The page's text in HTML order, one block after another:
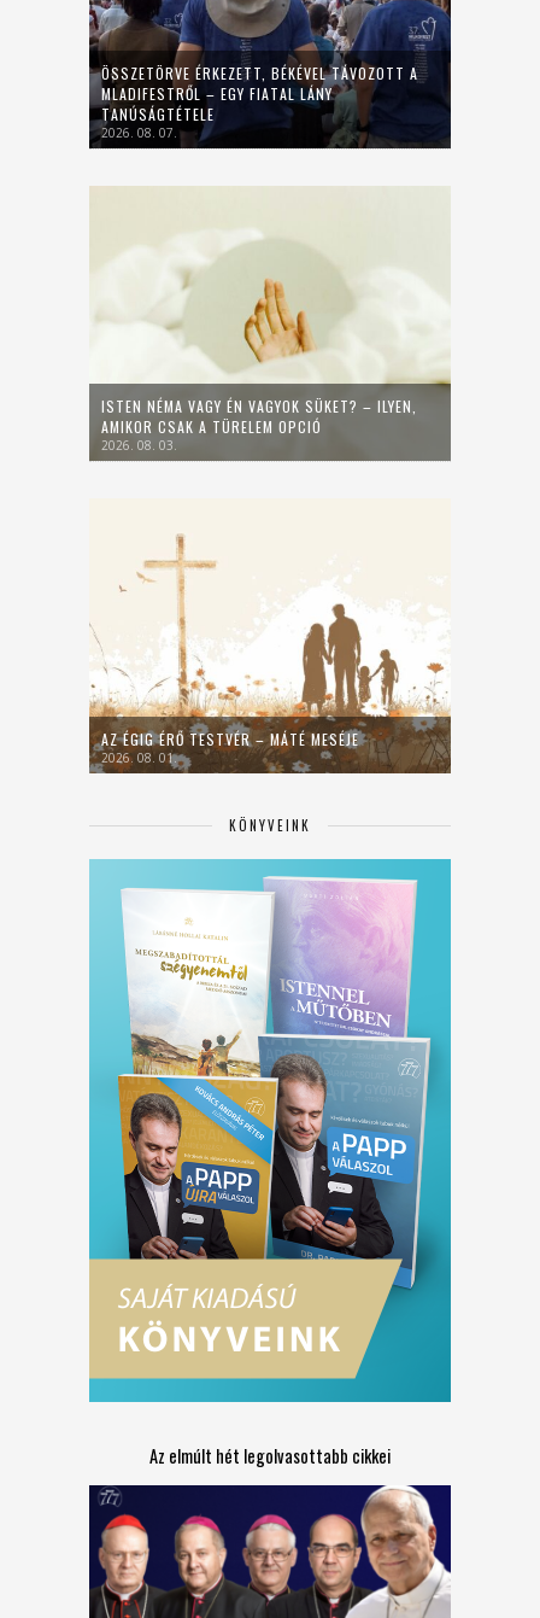
ÖSSZETÖRVE ÉRKEZETT, BÉKÉVEL TÁVOZOTT A
MLADIFESTRŐL – EGY FIATAL LÁNY
TANÚSÁGTÉTELE
2026. 08. 07.
ISTEN NÉMA VAGY ÉN VAGYOK SÜKET? – ILYEN,
AMIKOR CSAK A TÜRELEM OPCIÓ
2026. 08. 03.
AZ ÉGIG ÉRŐ TESTVÉR – MÁTÉ MESÉJE
2026. 08. 01.
KÖNYVEINK
Az elmúlt hét legolvasottabb cikkei